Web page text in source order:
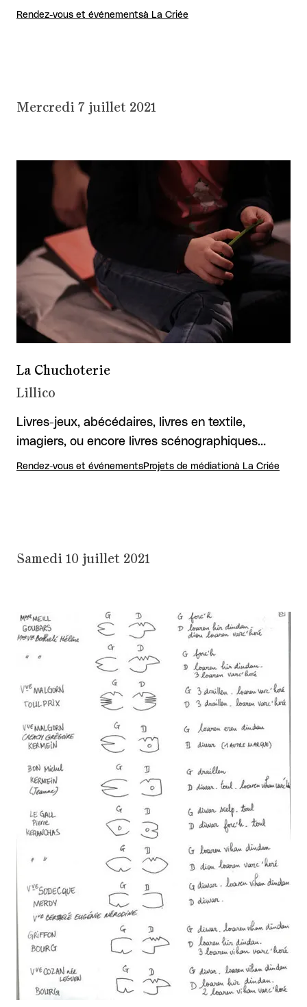
Rendez-vous et événementsà La Criée
Mercredi 7 juillet 2021
La Chuchoterie
Lillico
Livres-jeux, abécédaires, livres en textile,
imagiers, ou encore livres scénographiques…
Rendez-vous et événementsProjets de médiationà La Criée
Samedi 10 juillet 2021